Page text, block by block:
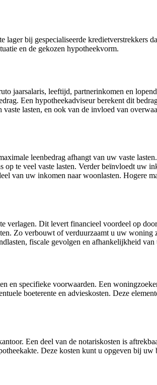
lager bij gespecialiseerde kredietverstrekkers
en de gekozen hypotheekvorm.
jaarsalaris, leeftijd, partnerinkomen en
Een hypotheekadviseur berekent dit
lasten, en ook van de invloed van
leenbedrag afhangt van uw vaste
te veel vaste lasten. Verder beïnvloedt uw
van uw inkomen naar woonlasten. Hogere
Dit levert financieel voordeel op
Zo verbouwt of verduurzaamt u uw woning
fiscale gevolgen en afhankelijkheid
en specifieke voorwaarden. Een
boeterente en advieskosten. Deze
Een deel van de notariskosten is
Deze kosten kunt u opgeven bij uw